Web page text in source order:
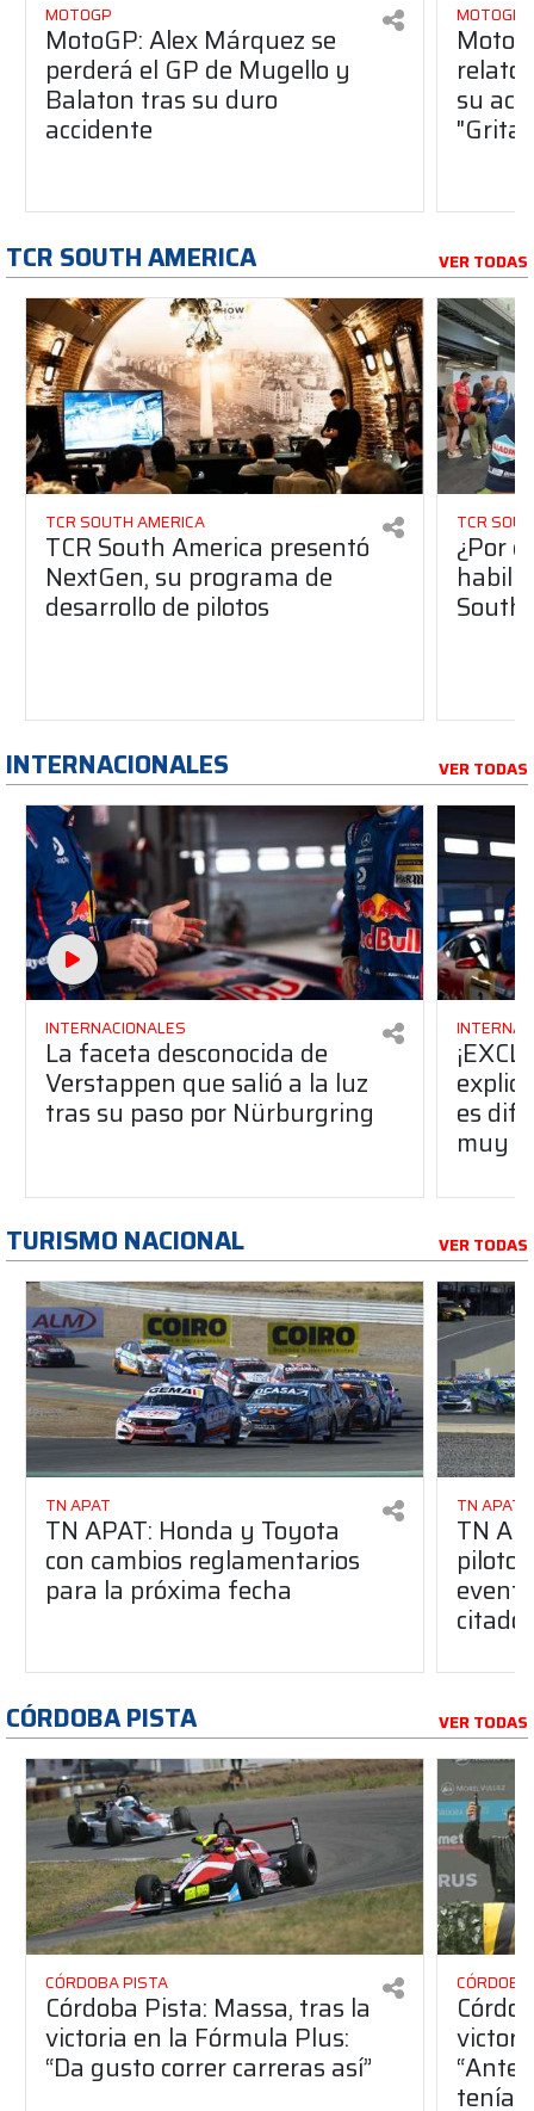
MOTOGP
MotoGP: Alex Márquez se
perderá el GP de Mugello y
Balaton tras su duro
accidente
MOTOGP
relato
su
TCR SOUTH AMERICA VER TODAS
TCR SOUTH AMERICA
TCR South America presentó
NextGen, su programa de
desarrollo de pilotos
TCR
¿Por
South
INTERNACIONALES VER TODAS
INTERNACIONALES
La faceta desconocida de
Verstappen que salió a la luz
tras su paso por Nürburgring es
muy
TURISMO NACIONAL VER TODAS
TN APAT
TN APAT: Honda y Toyota
con cambios reglamentarios
para la próxima fecha
TN APAT
TN
piloto
citado
CÓRDOBA PISTA VER TODAS
CÓRDOBA PISTA
Córdoba Pista: Massa, tras la
victoria en la Fórmula Plus:
“Da gusto correr carreras así”